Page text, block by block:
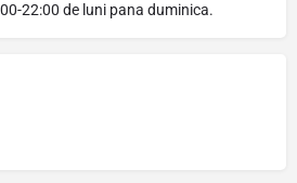
22:00 de luni pana duminica.